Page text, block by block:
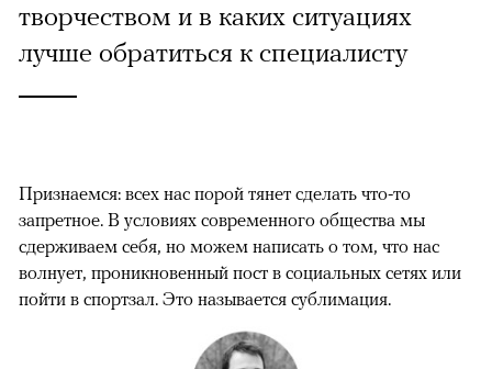
творчеством и в каких ситуациях
лучше обратиться к специалисту
Признаемся: всех нас порой тянет сделать что-то
запретное. В условиях современного общества мы
сдерживаем себя, но можем написать о том, что нас
волнует, проникновенный пост в социальных сетях или
пойти в спортзал. Это называется сублимация.